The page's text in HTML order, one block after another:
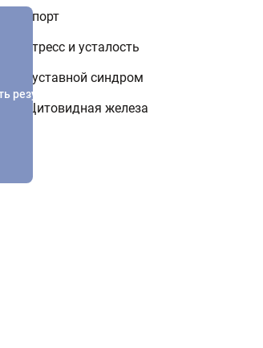
Спорт
Стресс и усталость
Суставной синдром
Щитовидная железа
результатов